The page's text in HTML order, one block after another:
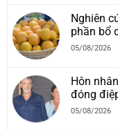
Nghiên
phần bổ
05/08/2026
Hôn
đóng
05/08/2026